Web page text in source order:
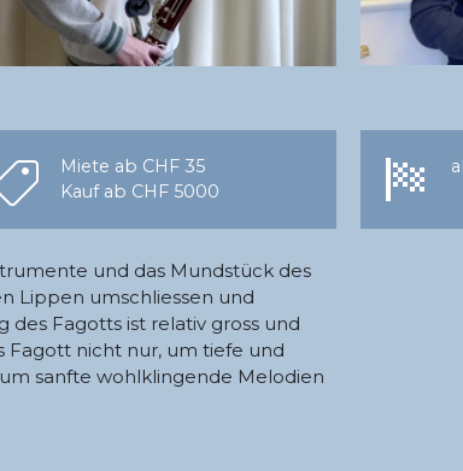
Miete ab CHF 35
Kauf ab CHF 5000
und das Mundstück des
Lippen umschliessen und
des Fagotts ist relativ gross und
Fagott nicht nur, um tiefe und
sanfte wohlklingende Melodien